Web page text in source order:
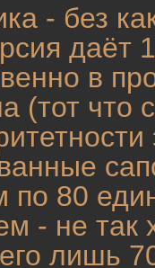
- без
даёт
в
(тот что
по 80
- не так
лишь